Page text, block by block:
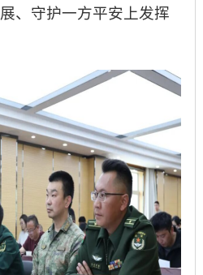
、守护一方平安上发挥